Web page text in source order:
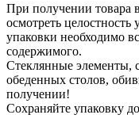
При получении товара
осмотреть
упаковки необходимо
содержимого.
Стеклянные элементы,
обеденных столов,
получении!
Сохраняйте упаковку